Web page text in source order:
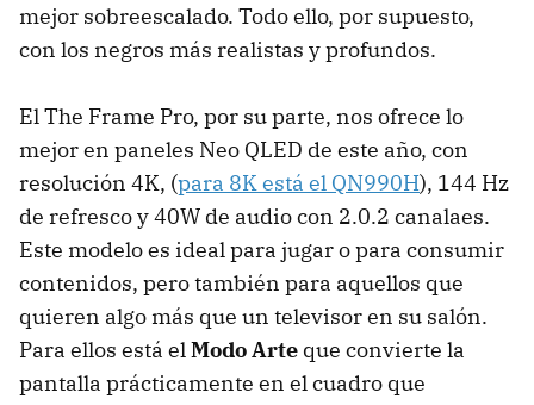
mejor sobreescalado. Todo ello, por supuesto,
con los negros más realistas y profundos.
El The Frame Pro, por su parte, nos ofrece lo
mejor en paneles Neo QLED de este año, con
resolución 4K, (para 8K está el QN990H), 144 Hz
de refresco y 40W de audio con 2.0.2 canalaes.
Este modelo es ideal para jugar o para consumir
contenidos, pero también para aquellos que
quieren algo más que un televisor en su salón.
Para ellos está elModo Arte que convierte la
pantalla prácticamente en el cuadro que